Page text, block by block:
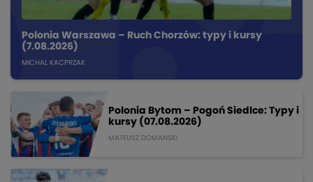
Polonia Warszawa – Ruch Chorzów: typy i kursy
(7.08.2026)
MICHAL KACPRZAK
Polonia Bytom – Pogoń Siedlce: Typy i
kursy (07.08.2026)
MATEUSZ DOMANSKI